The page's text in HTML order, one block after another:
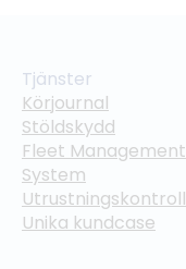
Tjänster
Körjournal
Stöldskydd
Fleet Management
System
Utrustningskontroll
Unika kundcase